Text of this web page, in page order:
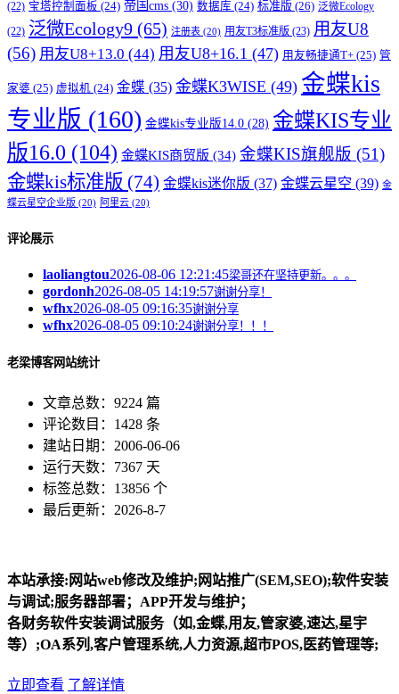
(22) 宝塔控制面板 (24) 帝国cms (30) 数据库 (24) 标准版 (26) 泛微Ecology
(22) 泛微Ecology9 (65) 注册表 (20) 用友T3标准版 (23) 用友U8
(56) 用友U8+13.0 (44) 用友U8+16.1 (47) 用友畅捷通T+ (25) 管
家婆 (25) 虚拟机 (24) 金蝶 (35) 金蝶K3WISE (49) 金蝶kis
专业版 (160) 金蝶kis专业版14.0 (28) 金蝶KIS专业
版16.0 (104) 金蝶KIS商贸版 (34) 金蝶KIS旗舰版 (51)
金蝶kis标准版 (74) 金蝶kis迷你版 (37) 金蝶云星空 (39) 金
蝶云星空企业版 (20) 阿里云 (20)
评论展示
laoliangtou2026-08-06 12:21:45梁哥还在坚持更新。。。
gordonh2026-08-05 14:19:57谢谢分享！
wfhx2026-08-05 09:16:35谢谢分享
wfhx2026-08-05 09:10:24谢谢分享！！！
老梁博客网站统计
文章总数：9224 篇
评论数目：1428 条
建站日期：2006-06-06
运行天数：7367 天
标签总数：13856 个
最后更新：2026-8-7
本站承接:网站web修改及维护;网站推广(SEM,SEO);软件安装
与调试;服务器部署；APP开发与维护；
各财务软件安装调试服务（如,金蝶,用友,管家婆,速达,星宇
等）;OA系列,客户管理系统,人力资源,超市POS,医药管理等;
立即查看 了解详情